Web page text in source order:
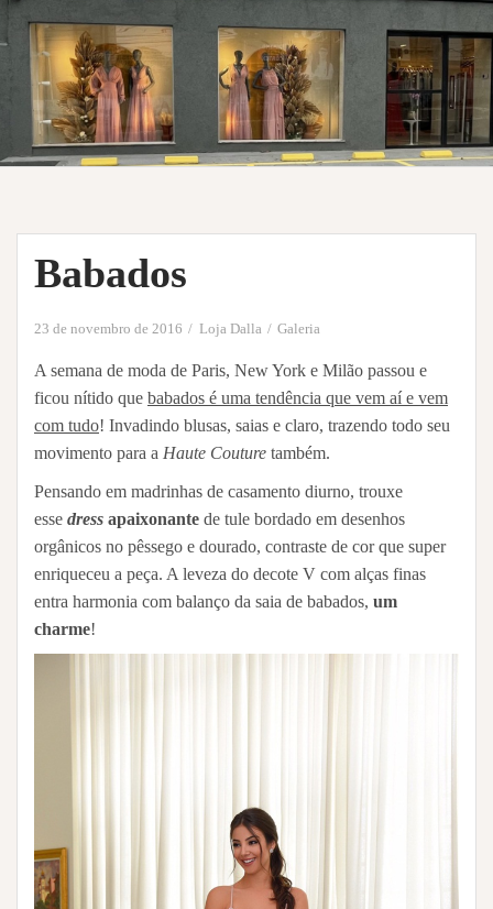
Babados
23 de novembro de 2016 Loja Dalla Galeria
A semana de moda de Paris, New York e Milão passou e
ficou nítido que babados é uma tendência que vem aí e vem
com tudo! Invadindo blusas, saias e claro, trazendo todo seu
movimento para a Haute Couture também.
Pensando em madrinhas de casamento diurno, trouxe
esse dress apaixonante de tule bordado em desenhos
orgânicos no pêssego e dourado, contraste de cor que super
enriqueceu a peça. A leveza do decote V com alças finas
entra harmonia com balanço da saia de babados, um
charme!